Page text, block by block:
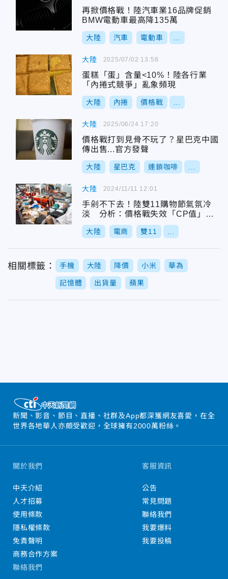
再掀價格戰！陸汽車業16品牌促銷
BMW電動車最高降135萬
大陸 汽車 電動車
大陸
蛋糕「蛋」含量<10%！陸各行業
「內捲式競爭」亂象頻現
大陸 內捲 價格戰
2025/07/02 13:58
大陸
價格戰打到見骨不玩了？星巴克中國
傳出售...官方發聲
大陸 星巴克 連鎖咖啡
2025/06/24 17:20
大陸
手剁不下去！陸雙11購物節氣氛冷
淡 分析：價格戰失效「CP值」更
重要
大陸 電商 雙11
2024/11/11 12:01
相關標籤： 手機 大陸 降價 小米 華為
記憶體 出貨量 蘋果
新聞、影音、節目、直播、社群及App都深獲網友喜愛，在全
世界各地華人亦頗受歡迎，全球擁有2000萬粉絲。
關於我們
中天介紹
人才招募
使用條款
隱私權條款
免責聲明
商務合作方案
客服資訊
公告
常見問題
聯絡我們
我要爆料
我要投稿
聯絡我們